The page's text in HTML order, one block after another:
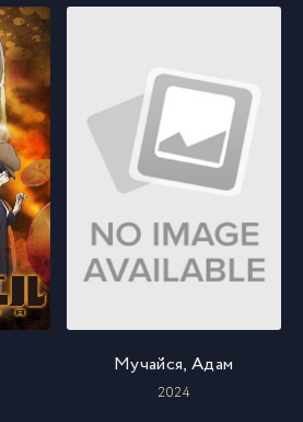
Мучайся, Адам
2024